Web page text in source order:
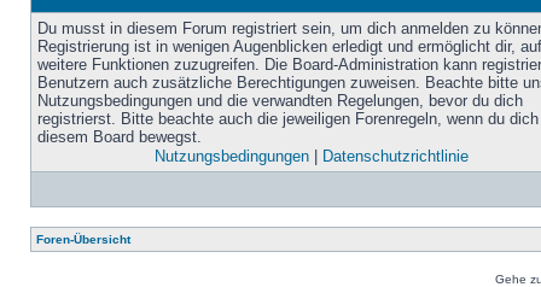
Du musst in diesem Forum registriert sein, um dich anmelden zu
Registrierung ist in wenigen Augenblicken erledigt und ermöglicht dir, auf
weitere Funktionen zuzugreifen. Die Board-Administration kann
Benutzern auch zusätzliche Berechtigungen zuweisen. Beachte bitte
Nutzungsbedingungen und die verwandten Regelungen, bevor du dich
registrierst. Bitte beachte auch die jeweiligen Forenregeln, wenn du
diesem Board bewegst.
Nutzungsbedingungen| Datenschutzrichtlinie
Foren-Übersicht
Gehe